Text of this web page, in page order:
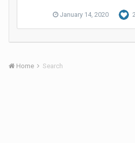
January 14, 2020
Home Search